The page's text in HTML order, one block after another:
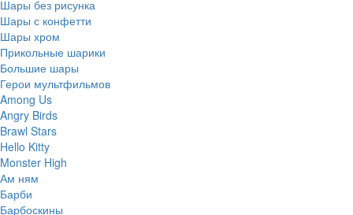
Шары без рисунка
Шары с конфетти
Шары хром
Прикольные шарики
Большие шары
Герои мультфильмов
Among Us
Angry Birds
Brawl Stars
Hello Kitty
Monster High
Ам ням
Барби
Барбоскины